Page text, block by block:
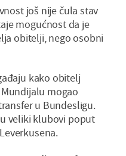
još nije čula stav
mogućnost da je
obitelji, nego osobni
kako obitelj
mogao
u Bundesligu.
veliki klubovi poput